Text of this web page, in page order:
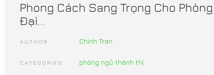
Phong Cách Sang Trọng Cho
Đại...
AUTHOR Chinh Tran
CATEGORIES phòng ngủ thành thị